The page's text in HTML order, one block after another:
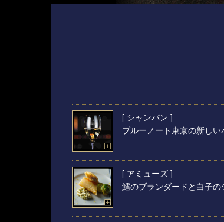
[ シャンパン ]
ブルーノート東京の新し
[ アミューズ ]
鱈のブランダードと白子